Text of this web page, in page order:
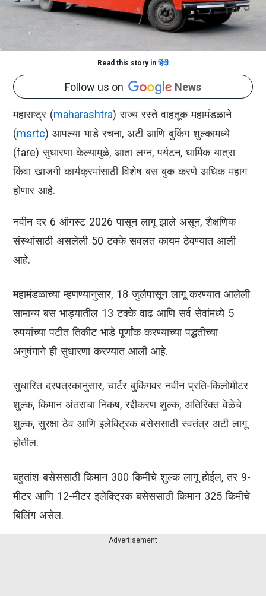
Read this story inहिंदी
Follow us on News
महाराष्ट्र (maharashtra) राज्य रस्ते वाहतूक महामंडळाने
(msrtc) आपल्या भाडे रचना, अटी आणि बुकिंग शुल्कामध्ये
(fare) सुधारणा केल्यामुळे, आता लग्न, पर्यटन, धार्मिक यात्रा
किंवा खाजगी कार्यक्रमांसाठी विशेष बस बुक करणे अधिक महाग
होणार आहे.
नवीन दर 6 ऑगस्ट 2026 पासून लागू झाले असून, शैक्षणिक
संस्थांसाठी असलेली 50 टक्के सवलत कायम ठेवण्यात आली
आहे.
महामंडळाच्या म्हणण्यानुसार, 18 जुलैपासून लागू करण्यात आलेली
सामान्य बस भाड्यातील 13 टक्के वाढ आणि सर्व सेवांमध्ये 5
रुपयांच्या पटीत तिकीट भाडे पूर्णांक करण्याच्या पद्धतीच्या
अनुषंगाने ही सुधारणा करण्यात आली आहे.
सुधारित दरपत्रकानुसार, चार्टर बुकिंगवर नवीन प्रति-किलोमीटर
शुल्क, किमान अंतराचा निकष, रद्दीकरण शुल्क, अतिरिक्त वेळेचे
शुल्क, सुरक्षा ठेव आणि इलेक्ट्रिक बसेससाठी स्वतंत्र अटी लागू
होतील.
बहुतांश बसेससाठी किमान 300 किमीचे शुल्क लागू होईल, तर 9-
मीटर आणि 12-मीटर इलेक्ट्रिक बसेससाठी किमान 325 किमीचे
बिलिंग असेल.
Advertisement